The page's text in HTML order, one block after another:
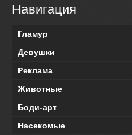
Навигация
Гламур
Девушки
Реклама
Животные
Боди-арт
Насекомые